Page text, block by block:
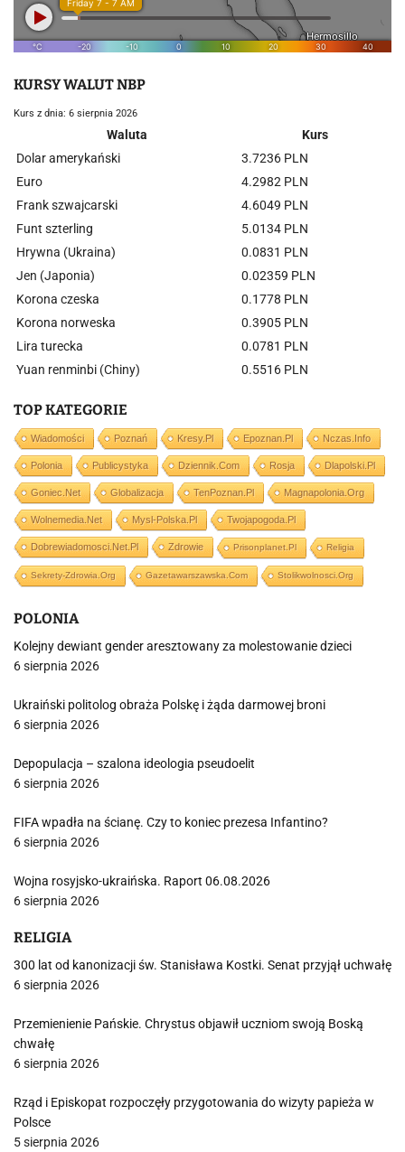
KURSY WALUT NBP
Kurs z dnia: 6 sierpnia 2026
Waluta
Kurs
Dolar amerykański
3.7236 PLN
Euro
4.2982 PLN
Frank szwajcarski
4.6049 PLN
Funt szterling
5.0134 PLN
Hrywna (Ukraina)
0.0831 PLN
Jen (Japonia)
0.02359 PLN
Korona czeska
0.1778 PLN
Korona norweska
0.3905 PLN
Lira turecka
0.0781 PLN
Yuan renminbi (Chiny)
0.5516 PLN
TOP KATEGORIE
Wiadomości Poznań Kresy.pl Epoznan.pl Nczas.info
Polonia Publicystyka Dziennik.com Rosja Dlapolski.pl
Goniec.net Globalizacja TenPoznan.pl Magnapolonia.org
Wolnemedia.net Mysl-Polska.pl Twojapogoda.pl
Dobrewiadomosci.net.pl Zdrowie Prisonplanet.pl Religia
Sekrety-Zdrowia.org Gazetawarszawska.com Stolikwolnosci.org
POLONIA
Kolejny dewiant gender aresztowany za molestowanie dzieci
6 sierpnia 2026
Ukraiński politolog obraża Polskę i żąda darmowej broni
6 sierpnia 2026
Depopulacja – szalona ideologia pseudoelit
6 sierpnia 2026
FIFA wpadła na ścianę. Czy to koniec prezesa Infantino?
6 sierpnia 2026
Wojna rosyjsko-ukraińska. Raport 06.08.2026
6 sierpnia 2026
RELIGIA
300 lat od kanonizacji św. Stanisława Kostki. Senat przyjął uchwałę
6 sierpnia 2026
Przemienienie Pańskie. Chrystus objawił uczniom swoją Boską
chwałę
6 sierpnia 2026
Rząd i Episkopat rozpoczęły przygotowania do wizyty papieża w
Polsce
5 sierpnia 2026